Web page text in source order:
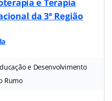
e Terapia
da 3ª Região
e Desenvolvimento
Rumo